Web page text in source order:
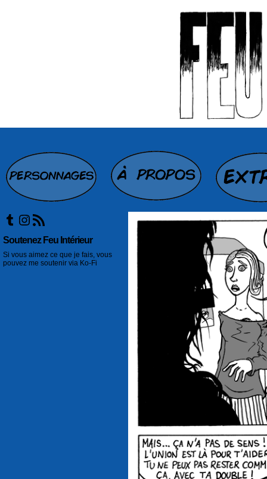
Tumblr
Instagram
Flux RSS
Soutenez Feu Intérieur
Si vous aimez ce que je fais, vous
pouvez me soutenir via Ko-Fi